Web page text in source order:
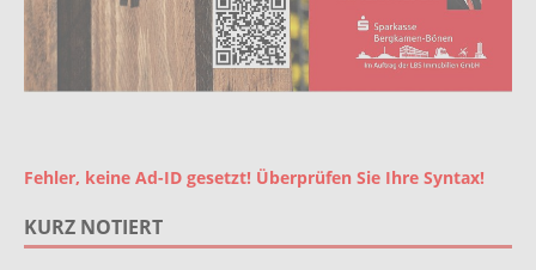
Fehler, keine Ad-ID gesetzt! Überprüfen Sie Ihre Syntax!
KURZ NOTIERT